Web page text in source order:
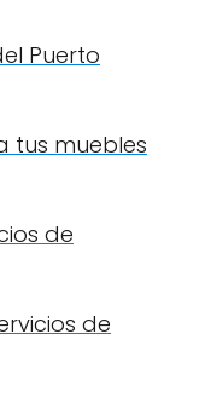
Puerto
tus muebles
de
de